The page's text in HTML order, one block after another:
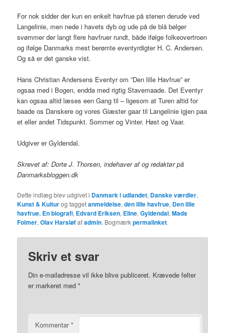
For nok sidder der kun en enkelt havfrue på stenen derude ved
Langelinie, men nede i havets dyb og ude på de blå bølger
svømmer der langt flere havfruer rundt, både ifølge folkeovertroen
og ifølge Danmarks mest berømte eventyrdigter H. C. Andersen.
Og så er det ganske vist.
Hans Christian Andersens Eventyr om ”Den lille Havfrue” er
ogsaa med i Bogen, endda med rigtig Stavemaade. Det Eventyr
kan ogsaa altid læses een Gang til – ligesom at Turen altid for
baade os Danskere og vores Giæster gaar til Langelinie igjen paa
et eller andet Tidspunkt. Sommer og Vinter. Høst og Vaar.
Udgiver er Gyldendal.
Skrevet af: Dorte J. Thorsen, indehaver af og redaktør på
Danmarksbloggen.dk
Dette indlæg blev udgivet i Danmark i udlandet, Danske værdier,
Kunst & Kulturog taggetanmeldelse,den lille havfrue, Den lille
havfrue. En biografi, Edvard Eriksen, Eline,Gyldendal,Mads
Folmer,Olav Harsløfafadmin. Bogmærkpermalinket.
Skriv et svar
Din e-mailadresse vil ikke blive publiceret. Krævede felter
er markeret med*
Kommentar*